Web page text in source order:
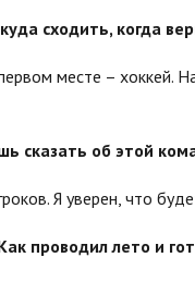
сходить, когда
месте – хоккей.
сказать об этой
Я уверен, что
проводил лето и